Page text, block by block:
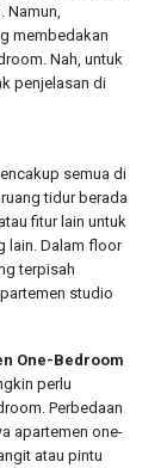
membedakan
Nah, untuk
penjelasan di
semua di
tidur berada
fitur lain untuk
lain. Dalam floor
terpisah
studio
One-Bedroom
perlu
Perbedaan
apartemen one-
atau pintu